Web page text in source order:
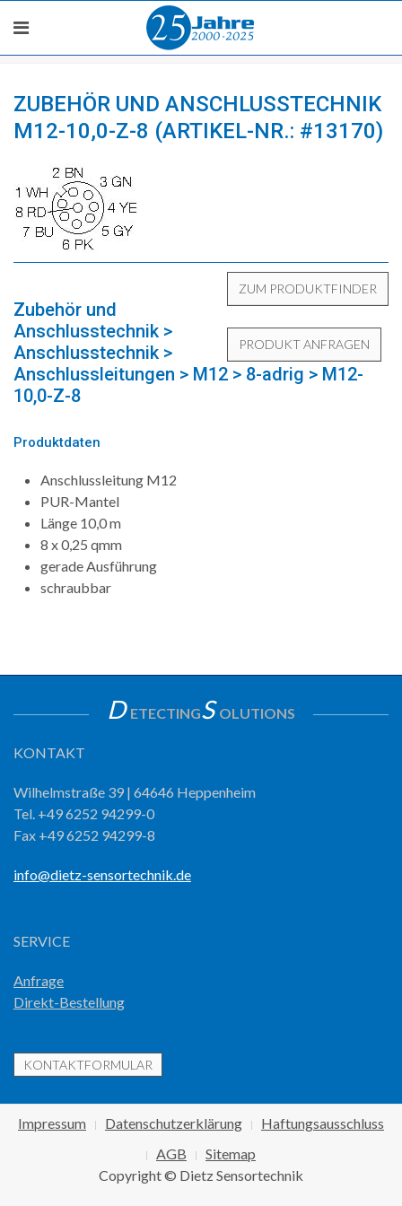
ZUBEHÖR UND ANSCHLUSSTECHNIK
M12-10,0-Z-8 (ARTIKEL-NR.: #13170)
Zubehör und
Anschlusstechnik >
Anschlusstechnik >
Anschlussleitungen > M12 > 8-adrig > M12-
10,0-Z-8
Produktdaten
Anschlussleitung M12
PUR-Mantel
Länge 10,0 m
8 x 0,25 qmm
gerade Ausführung
schraubbar
D ETECTINGS OLUTIONS
KONTAKT
Wilhelmstraße 39 | 64646 Heppenheim
Tel. +49 6252 94299-0
Fax +49 6252 94299-8
info@dietz-sensortechnik.de
SERVICE
Anfrage
Direkt-Bestellung
KONTAKTFORMULAR
Impressum Datenschutzerklärung
Haftungsausschluss
AGB
Sitemap
Copyright © Dietz Sensortechnik